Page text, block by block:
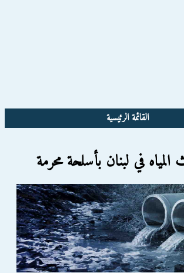
القائمة الرئيسية
في لبنان بأسلحة محرمة